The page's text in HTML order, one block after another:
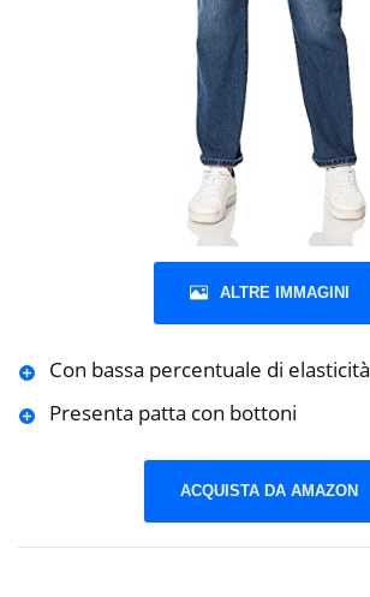
ALTRE IMMAGINI
Con bassa percentuale di elasticità
Presenta patta con bottoni
ACQUISTA DA AMAZON